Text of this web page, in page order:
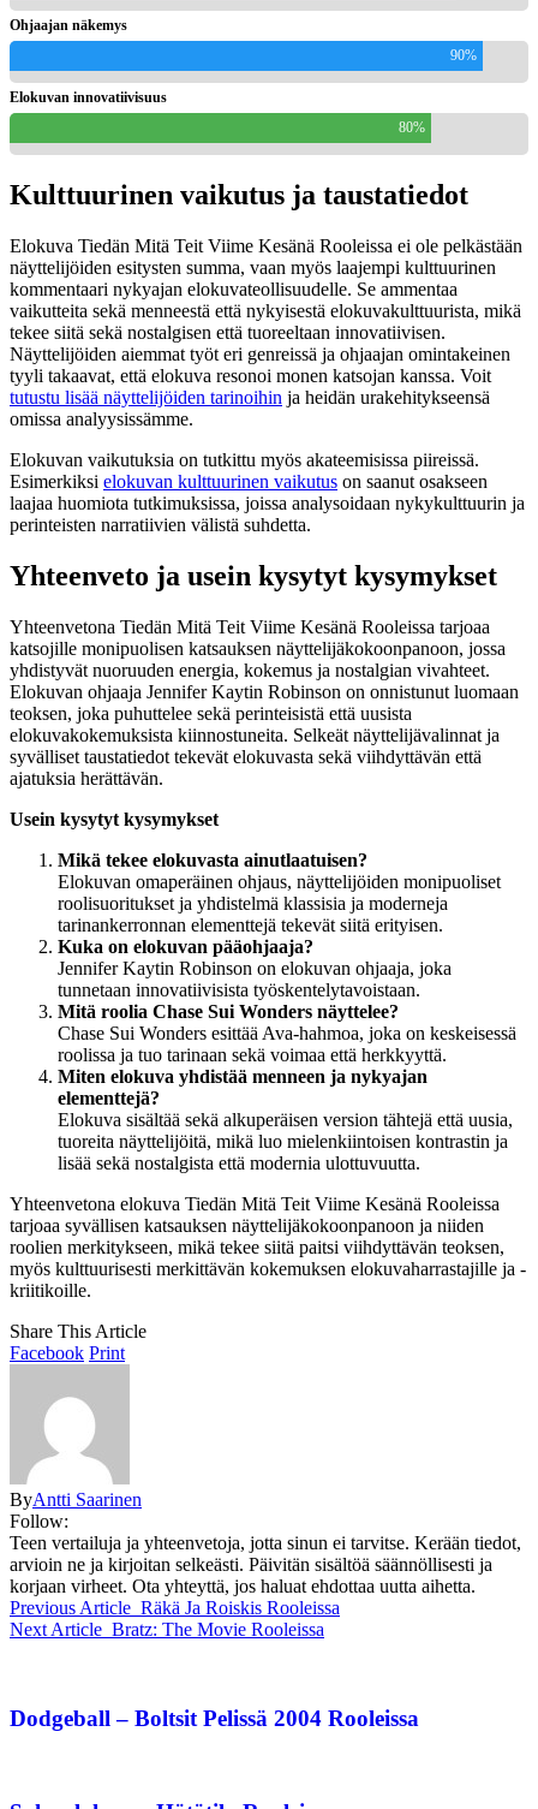
Ohjaajan näkemys
90%
Elokuvan innovatiivisuus
80%
Kulttuurinen vaikutus ja taustatiedot
Elokuva Tiedän Mitä Teit Viime Kesänä Rooleissa ei ole pelkästään
näyttelijöiden esitysten summa, vaan myös laajempi kulttuurinen
kommentaari nykyajan elokuvateollisuudelle. Se ammentaa
vaikutteita sekä menneestä että nykyisestä elokuvakulttuurista, mikä
tekee siitä sekä nostalgisen että tuoreeltaan innovatiivisen.
Näyttelijöiden aiemmat työt eri genreissä ja ohjaajan omintakeinen
tyyli takaavat, että elokuva resonoi monen katsojan kanssa. Voit
tutustu lisää näyttelijöiden tarinoihin ja heidän urakehitykseensä
omissa analyysissämme.
Elokuvan vaikutuksia on tutkittu myös akateemisissa piireissä.
Esimerkiksi elokuvan kulttuurinen vaikutus on saanut osakseen
laajaa huomiota tutkimuksissa, joissa analysoidaan nykykulttuurin ja
perinteisten narratiivien välistä suhdetta.
Yhteenveto ja usein kysytyt kysymykset
Yhteenvetona Tiedän Mitä Teit Viime Kesänä Rooleissa tarjoaa
katsojille monipuolisen katsauksen näyttelijäkokoonpanoon, jossa
yhdistyvät nuoruuden energia, kokemus ja nostalgian vivahteet.
Elokuvan ohjaaja Jennifer Kaytin Robinson on onnistunut luomaan
teoksen, joka puhuttelee sekä perinteisistä että uusista
elokuvakokemuksista kiinnostuneita. Selkeät näyttelijävalinnat ja
syvälliset taustatiedot tekevät elokuvasta sekä viihdyttävän että
ajatuksia herättävän.
Usein kysytyt kysymykset
Mikä tekee elokuvasta ainutlaatuisen?
Elokuvan omaperäinen ohjaus, näyttelijöiden monipuoliset
roolisuoritukset ja yhdistelmä klassisia ja moderneja
tarinankerronnan elementtejä tekevät siitä erityisen.
Kuka on elokuvan pääohjaaja?
Jennifer Kaytin Robinson on elokuvan ohjaaja, joka
tunnetaan innovatiivisista työskentelytavoistaan.
Mitä roolia Chase Sui Wonders näyttelee?
Chase Sui Wonders esittää Ava-hahmoa, joka on keskeisessä
roolissa ja tuo tarinaan sekä voimaa että herkkyyttä.
Miten elokuva yhdistää menneen ja nykyajan
elementtejä?
Elokuva sisältää sekä alkuperäisen version tähtejä että uusia,
tuoreita näyttelijöitä, mikä luo mielenkiintoisen kontrastin ja
lisää sekä nostalgista että modernia ulottuvuutta.
Yhteenvetona elokuva Tiedän Mitä Teit Viime Kesänä Rooleissa
tarjoaa syvällisen katsauksen näyttelijäkokoonpanoon ja niiden
roolien merkitykseen, mikä tekee siitä paitsi viihdyttävän teoksen,
myös kulttuurisesti merkittävän kokemuksen elokuvaharrastajille ja -
kriitikoille.
Share This Article
Facebook Print
ByAntti Saarinen
Follow:
Teen vertailuja ja yhteenvetoja, jotta sinun ei tarvitse. Kerään tiedot,
arvioin ne ja kirjoitan selkeästi. Päivitän sisältöä säännöllisesti ja
korjaan virheet. Ota yhteyttä, jos haluat ehdottaa uutta aihetta.
Previous Article Räkä Ja Roiskis Rooleissa
Next Article Bratz: The Movie Rooleissa
Dodgeball – Boltsit Pelissä 2004 Rooleissa